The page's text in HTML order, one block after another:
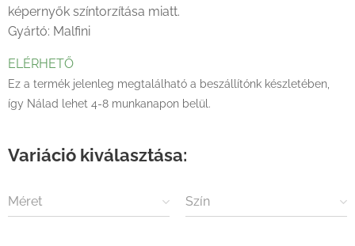
képernyők színtorzítása miatt.
Gyártó: Malfini
ELÉRHETŐ
Ez a termék jelenleg megtalálható a beszállítónk készletében,
így Nálad lehet 4-8 munkanapon belül.
Variáció kiválasztása:
Méret Szín